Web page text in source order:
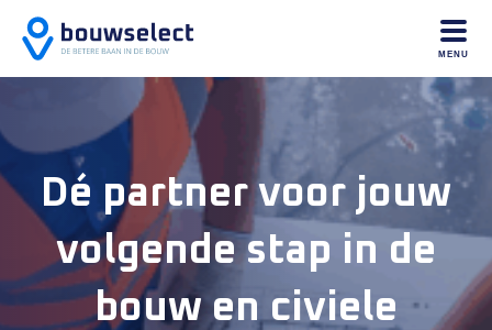
MENU
Dé partner voor jouw
volgende stap in de
bouw en civiele